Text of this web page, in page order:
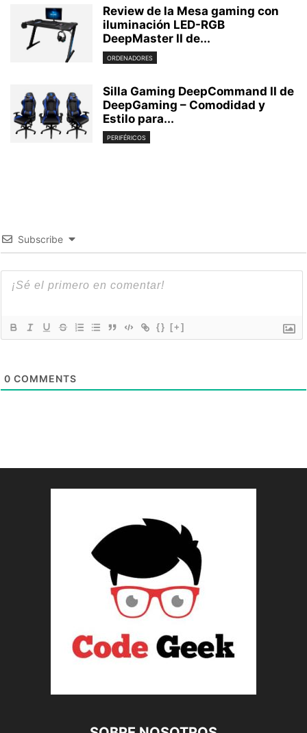
Review de la Mesa gaming con
iluminación LED-RGB
DeepMaster II de...
ORDENADORES
Silla Gaming DeepCommand II de
DeepGaming – Comodidad y
Estilo para...
PERIFÉRICOS
Subscribe
{} [+]
0 COMMENTS